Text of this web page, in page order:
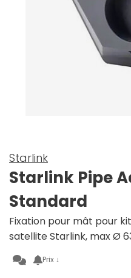
Starlink
Starlink Pipe
Standard
Fixation pour mât pour
satellite Starlink, max Ø
Prix ↓